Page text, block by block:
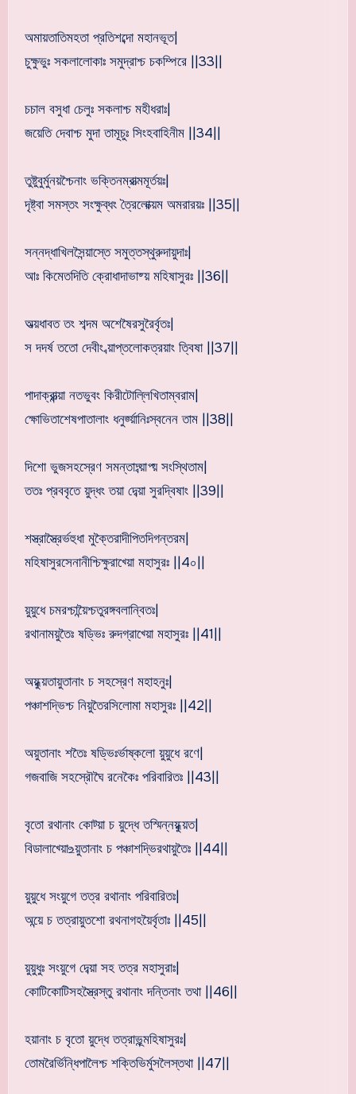
অমায়তাতিমহতা প্রতিশব্দো মহানভূত|
চুক্ষুভুঃ সকলালোকাঃ সমুদ্রাশ্চ চকম্পিরে ||33||
চচাল বসুধা চেলুঃ সকলাশ্চ মহীধরাঃ|
জয়েতি দেবাশ্চ মুদা তামূচুঃ সিংহবাহিনীম ||34||
তুষ্টুবুর্মুনয়শ্চৈনাং ভক্তিনম্রাত্মমূর্তয়ঃ|
দৃষ্ট্বা সমস্তং সংক্ষুব্ধং ত্রৈলোক্য়ম অমরারয়ঃ ||35||
সন্নদ্ধাখিলসৈন্য়াস্তে সমুত্তস্থুরুদায়ুদাঃ|
আঃ কিমেতদিতি ক্রোধাদাভাষ্য় মহিষাসুরঃ ||36||
অভ্য়ধাবত তং শব্দম অশেষৈরসুরৈর্বৃতঃ|
স দদর্ষ ততো দেবীং ব্য়াপ্তলোকত্রয়াং ত্বিষা ||37||
পাদাক্রান্ত্য়া নতভুবং কিরীটোল্লিখিতাম্বরাম|
ক্ষোভিতাশেষপাতালাং ধনুর্জ্য়ানিঃস্বনেন তাম ||38||
দিশো ভুজসহস্রেণ সমন্তাদ্ব্য়াপ্য় সংস্থিতাম|
ততঃ প্রববৃতে য়ুদ্ধং তয়া দেব্য়া সুরদ্বিষাং ||39||
শস্ত্রাস্ত্রৈর্ভহুধা মুক্তৈরাদীপিতদিগন্তরম|
মহিষাসুরসেনানীশ্চিক্ষুরাখ্য়ো মহাসুরঃ ||4০||
য়ুয়ুধে চমরশ্চান্য়ৈশ্চতুরঙ্গবলান্বিতঃ|
রথানাময়ুতৈঃ ষড্ভিঃ রুদগ্রাখ্য়ো মহাসুরঃ ||41||
অয়ুধ্য়তায়ুতানাং চ সহস্রেণ মহাহনুঃ|
পঞ্চাশদ্ভিশ্চ নিয়ুতৈরসিলোমা মহাসুরঃ ||42||
অয়ুতানাং শতৈঃ ষড্ভিঃর্ভাষ্কলো য়ুয়ুধে রণে|
গজবাজি সহস্রৌঘৈ রনেকৈঃ পরিবারিতঃ ||43||
বৃতো রথানাং কোট্য়া চ য়ুদ্ধে তস্মিন্নয়ুধ্য়ত|
বিডালাখ্য়ো‌உয়ুতানাং চ পঞ্চাশদ্ভিরথায়ুতৈঃ ||44||
য়ুয়ুধে সংয়ুগে তত্র রথানাং পরিবারিতঃ|
অন্য়ে চ তত্রায়ুতশো রথনাগহয়ৈর্বৃতাঃ ||45||
য়ুয়ুধুঃ সংয়ুগে দেব্য়া সহ তত্র মহাসুরাঃ|
কোটিকোটিসহস্ত্রৈস্তু রথানাং দন্তিনাং তথা ||46||
হয়ানাং চ বৃতো য়ুদ্ধে তত্রাভূন্মহিষাসুরঃ|
তোমরৈর্ভিন্ধিপালৈশ্চ শক্তিভির্মুসলৈস্তথা ||47||